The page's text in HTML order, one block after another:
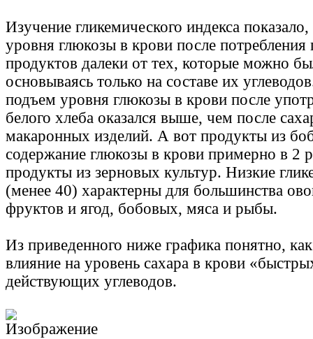
Изучение гликемического индекса
уровня глюкозы в крови после
продуктов далеки от тех, которые можно
основываясь только на составе их
подъем уровня глюкозы в крови после
белого хлеба оказался выше, чем после
макаронных изделий. А вот продукты из
содержание глюкозы в крови примерно в 2
продукты из зерновых культур. Низкие
(менее 40) характерны для большинства
фруктов и ягод, бобовых, мяса и рыбы.
Из приведенного ниже графика понятно,
влияние на уровень сахара в крови
действующих углеводов.